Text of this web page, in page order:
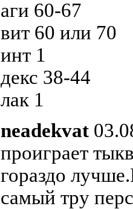
аги 60-67
вит 60 или 70
инт 1
декс 38-44
лак 1
neadekvat
проиграет
гораздо
самый тру